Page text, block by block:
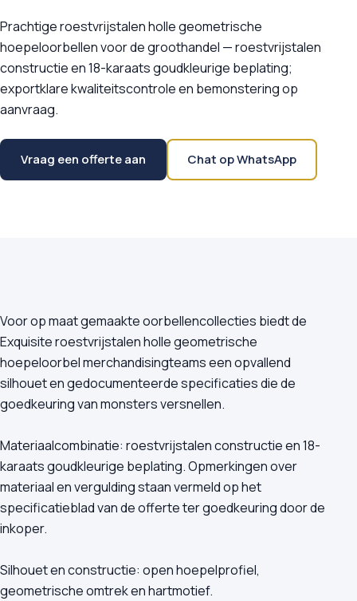
Prachtige roestvrijstalen holle geometrische
hoepeloorbellen voor de groothandel — roestvrijstalen
constructie en 18-karaats goudkleurige beplating;
exportklare kwaliteitscontrole en bemonstering op
aanvraag.
Vraag een offerte aan Chat op WhatsApp
Voor op maat gemaakte oorbellencollecties biedt de
Exquisite roestvrijstalen holle geometrische
hoepeloorbel merchandisingteams een opvallend
silhouet en gedocumenteerde specificaties die de
goedkeuring van monsters versnellen.
Materiaalcombinatie: roestvrijstalen constructie en 18-
karaats goudkleurige beplating. Opmerkingen over
materiaal en vergulding staan vermeld op het
specificatieblad van de offerte ter goedkeuring door de
inkoper.
Silhouet en constructie: open hoepelprofiel,
geometrische omtrek en hartmotief.